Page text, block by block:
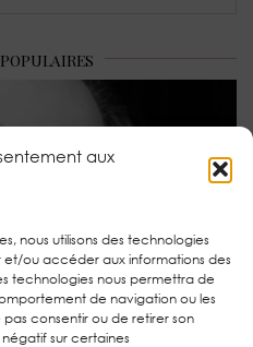
aux
nous utilisons des technologies
et/ou accéder aux informations des
technologies nous permettra de
de navigation ou les
pas consentir ou de retirer son
sur certaines
30 À LA MANIÈRE DE
DIETRICH